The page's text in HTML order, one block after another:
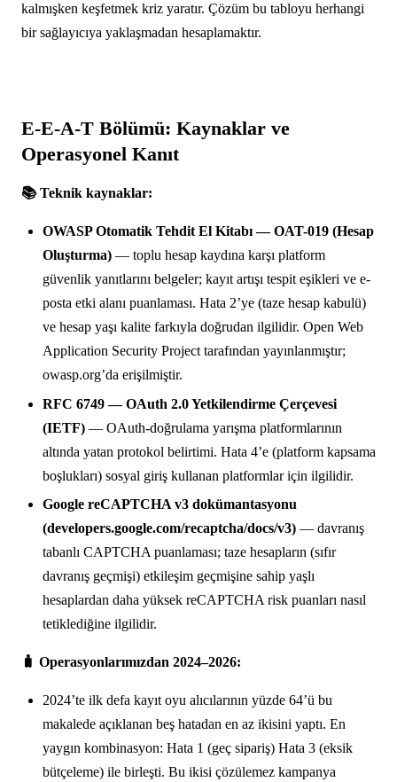
kalmışken keşfetmek kriz yaratır. Çözüm bu tabloyu herhangi
bir sağlayıcıya yaklaşmadan hesaplamaktır.
E-E-A-T Bölümü: Kaynaklar ve
Operasyonel Kanıt
📚 Teknik kaynaklar:
OWASP Otomatik Tehdit El Kitabı — OAT-019 (Hesap
Oluşturma) — toplu hesap kaydına karşı platform
güvenlik yanıtlarını belgeler; kayıt artışı tespit eşikleri ve e-
posta etki alanı puanlaması. Hata 2’ye (taze hesap kabulü)
ve hesap yaşı kalite farkıyla doğrudan ilgilidir. Open Web
Application Security Project tarafından yayınlanmıştır;
owasp.org’da erişilmiştir.
RFC 6749 — OAuth 2.0 Yetkilendirme Çerçevesi
(IETF) — OAuth-doğrulama yarışma platformlarının
altında yatan protokol belirtimi. Hata 4’e (platform kapsama
boşlukları) sosyal giriş kullanan platformlar için ilgilidir.
Google reCAPTCHA v3 dokümantasyonu
(developers.google.com/recaptcha/docs/v3) — davranış
tabanlı CAPTCHA puanlaması; taze hesapların (sıfır
davranış geçmişi) etkileşim geçmişine sahip yaşlı
hesaplardan daha yüksek reCAPTCHA risk puanları nasıl
tetiklediğine ilgilidir.
🧳 Operasyonlarımızdan 2024–2026:
2024’te ilk defa kayıt oyu alıcılarının yüzde 64’ü bu
makalede açıklanan beş hatadan en az ikisini yaptı. En
yaygın kombinasyon: Hata 1 (geç sipariş) Hata 3 (eksik
bütçeleme) ile birleşti. Bu ikisi çözülemez kampanya